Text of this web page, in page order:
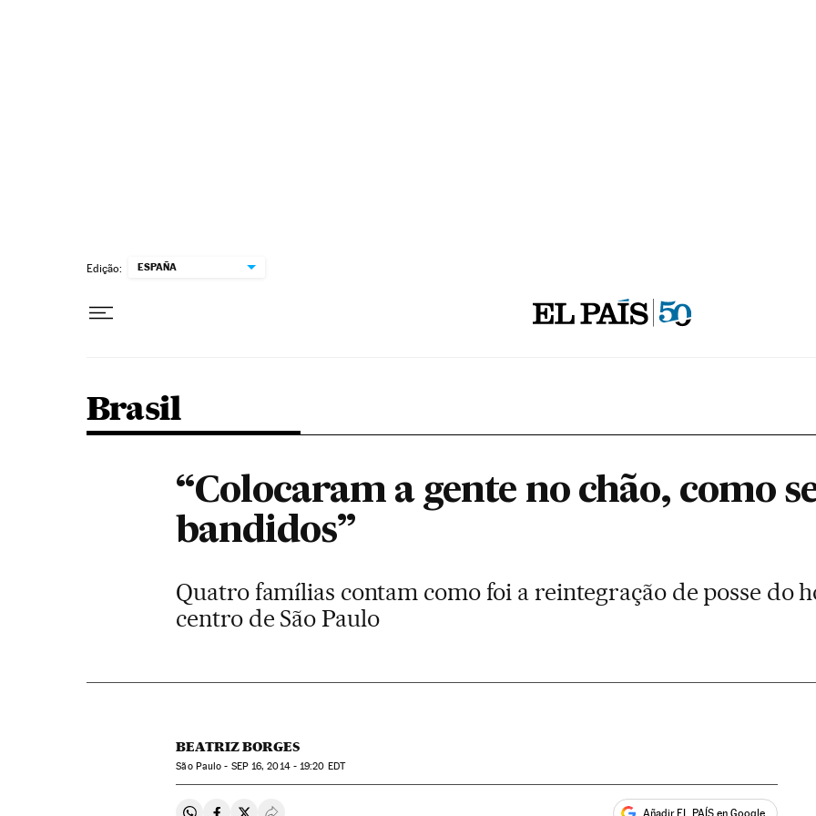
Edição: ESPAÑA
Brasil
“Colocaram a gente no chão, como
bandidos”
Quatro famílias contam como foi a reintegração de posse do
centro de São Paulo
BEATRIZ BORGES
São Paulo - SEP16, 2014 - 19:20 EDT
Añadir EL PAÍS en Google